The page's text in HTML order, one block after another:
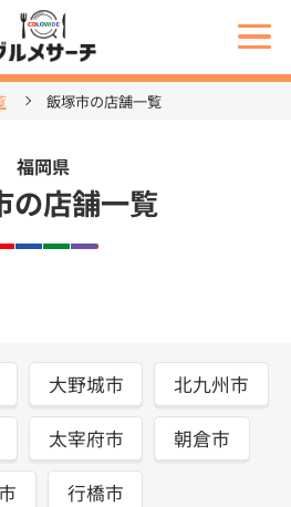
飯塚市の店舗一覧
福岡県
の店舗一覧
大野城市 北九州市
太宰府市 朝倉市
行橋市